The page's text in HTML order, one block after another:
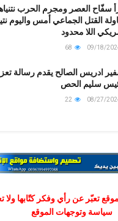
سفّاح العصر ومجرم الحرب
القتل الجماعي أمس واليوم
اللا محدود
ادريس الصالح يقدم رسالة
سليم الحص
تعبّر عن رأي وفكر كتّابها ولا
سياسة وتوجهات الموقع